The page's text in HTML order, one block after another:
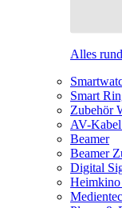
Alles
Smart
Zubehör
AV-
Beamer
Beamer
Digital
Heimkino